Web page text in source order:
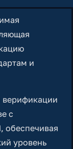
и
с
обеспечивая
уровень